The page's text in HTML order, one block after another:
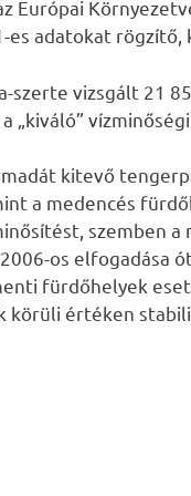
Európai
es adatokat
szerte vizsgált 21
„kiváló”
kitevő
a medencés
szemben
os elfogadása
fürdőhelyek
körüli értéken